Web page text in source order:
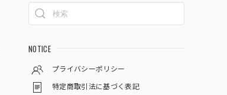
NOTICE
プライバシーポリシー
特定商取引法に基づく表記